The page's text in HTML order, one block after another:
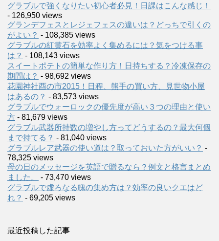
グラブルで強くなりたい初心者必見！日課はこんな感じ！
- 126,950 views
グランデフェスとレジェフェスの違いは？どっちで引くの
がよい？ - 108,385 views
グラブルの紅黄石を効率よく集めるには？気をつける事
は？ - 108,143 views
スイートポテトの簡単な作り方！日持ちする？冷凍保存の
期間は？ - 98,692 views
花園神社酉の市2015！日程、熊手の買い方、見世物小屋
はあるの？ - 83,573 views
グラブルでウォーロックの優先度が高い３つの理由と使い
方 - 81,679 views
グラブル武器所持数の増やし方ってどうするの？最大何個
まで持てる？ - 81,040 views
グラブルレア武器の使い道は？取っておいた方がいい？ -
78,325 views
母の日のメッセージを英語で贈るなら？例文と格言まとめ
ました。
- 73,470 views
グラブルで虚ろなる魄の集め方は？効率の良いクエはど
れ？ - 69,205 views
最近投稿した記事